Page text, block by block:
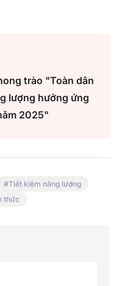
trào "Toàn dân
lượng hưởng ứng
2025"
Tiết kiệm năng lượng
thức